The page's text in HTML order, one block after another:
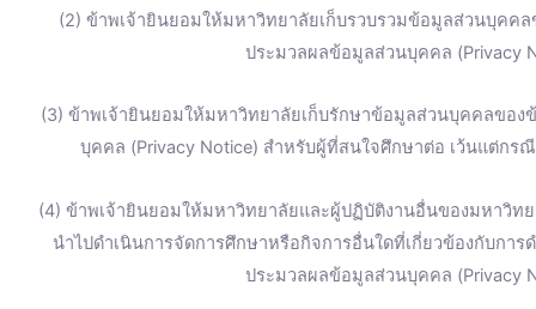
(2) ข้าพเจ้ายินยอมให้มหาวิทยาลัยเก็บรวบรวมข้อมูลส่วนบุคค
ประมวลผลข้อมูลส่วนบุคคล (Privacy
(3) ข้าพเจ้ายินยอมให้มหาวิทยาลัยเก็บรักษาข้อมูลส่วนบุคคลของ
บุคคล (Privacy Notice) สำหรับผู้ที่สนใจศึกษาต่อ เว้นแต่ก
(4) ข้าพเจ้ายินยอมให้มหาวิทยาลัยและผู้ปฏิบัติงานอื่นของมหาวิท
นำไปดำเนินการจัดการศึกษาหรือกิจการอื่นใดที่เกี่ยวข้องกับกา
ประมวลผลข้อมูลส่วนบุคคล (Privacy